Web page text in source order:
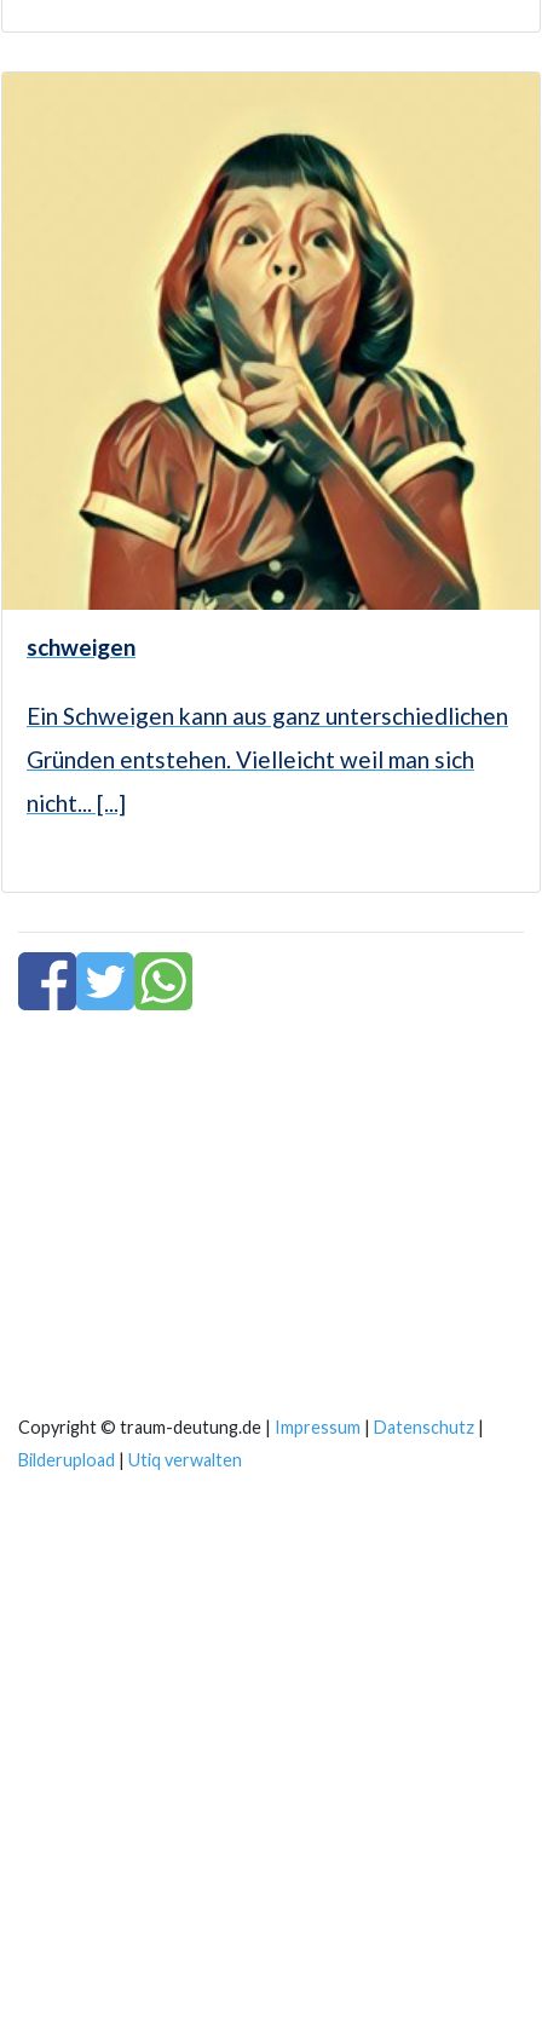
schweigen
Ein Schweigen kann aus ganz unterschiedlichen
Gründen entstehen. Vielleicht weil man sich
nicht... [...]
Copyright © traum-deutung.de | Impressum | Datenschutz |
Bilderupload | Utiq verwalten